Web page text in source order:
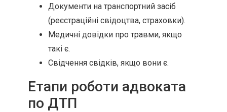
Документи на транспортний засіб
(реєстраційні свідоцтва, страховки).
Медичні довідки про травми, якщо
такі є.
Свідчення свідків, якщо вони є.
Етапи роботи адвоката
по ДТП